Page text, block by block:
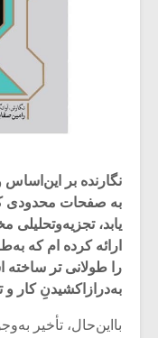
نگارنده بر
به صفحات محدودی
یابد، تجزیه‌و‌تحلیلی
ارائه کرده ‏ام که
را طولانی‏ تر ساخته
به‌درازاکشیدنِ کار و
با‌این‌حال، تأخیر